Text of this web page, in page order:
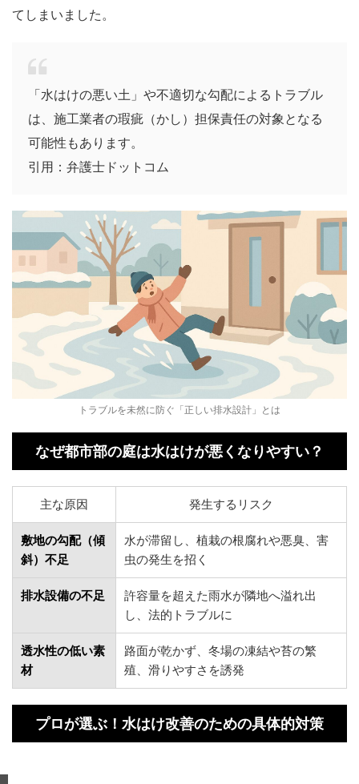
てしまいました。
「水はけの悪い土」や不適切な勾配によるトラブル
は、施工業者の瑕疵（かし）担保責任の対象となる
可能性もあります。
引用：弁護士ドットコム
トラブルを未然に防ぐ「正しい排水設計」とは
なぜ都市部の庭は水はけが悪くなりやすい？
主な原因 発生するリスク
敷地の勾配（傾
斜）不足
水が滞留し、植栽の根腐れや悪臭、害
虫の発生を招く
排水設備の不足
許容量を超えた雨水が隣地へ溢れ出
し、法的トラブルに
透水性の低い素
材
路面が乾かず、冬場の凍結や苔の繁
殖、滑りやすさを誘発
プロが選ぶ！水はけ改善のための具体的対策